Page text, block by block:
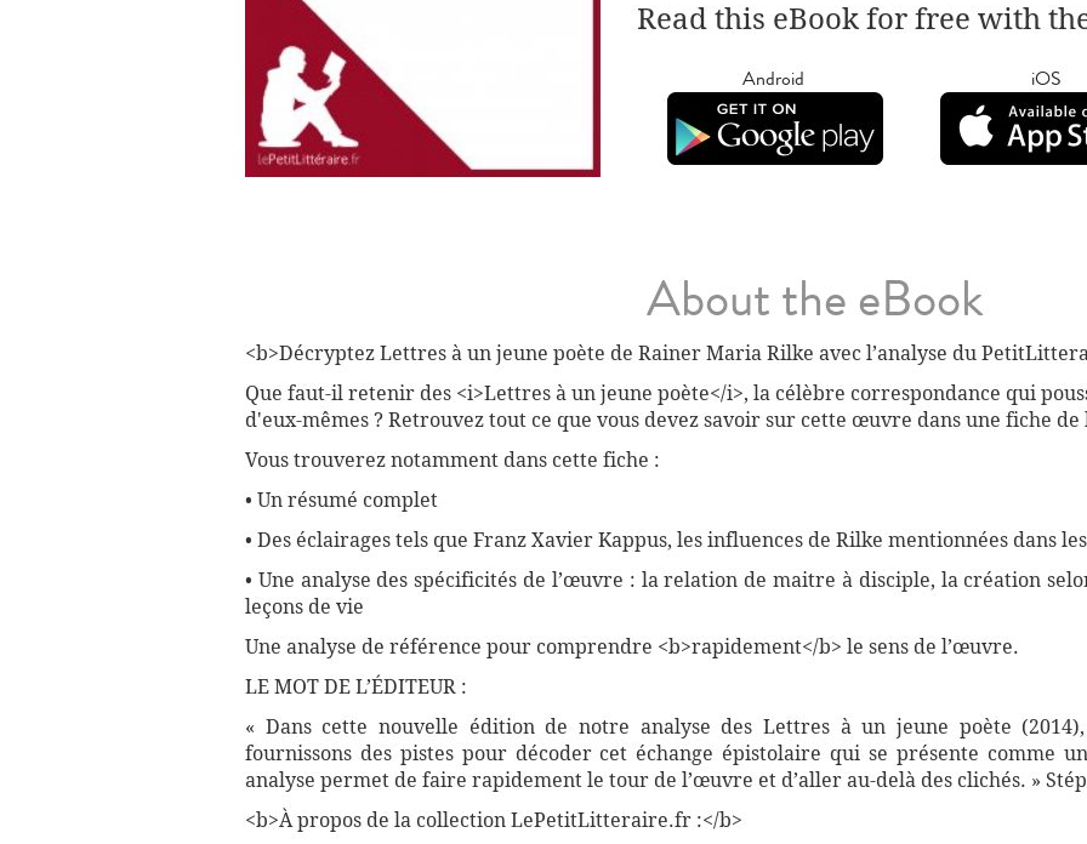
Read this eBook for free with
Android iOS
About the eBook
<b>Décryptez Lettres à un jeune poète de Rainer Maria Rilke avec l’analyse du
Que faut-il retenir des <i>Lettres à un jeune poète</i>, la célèbre correspondance qui
d'eux-mêmes ? Retrouvez tout ce que vous devez savoir sur cette œuvre dans une fiche
Vous trouverez notamment dans cette fiche :
• Un résumé complet
• Des éclairages tels que Franz Xavier Kappus, les influences de Rilke mentionnées dans
• Une analyse des spécificités de l’œuvre : la relation de maitre à disciple, la création
leçons de vie
Une analyse de référence pour comprendre <b>rapidement</b> le sens de l’œuvre.
LE MOT DE L’ÉDITEUR :
« Dans cette nouvelle édition de notre analyse des Lettres à un jeune poète
fournissons des pistes pour décoder cet échange épistolaire qui se présente comme
analyse permet de faire rapidement le tour de l’œuvre et d’aller au-delà des clichés. »
<b>À propos de la collection LePetitLitteraire.fr :</b>